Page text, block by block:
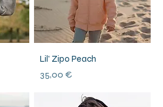
Lil' Zipo Peach
Prix
35,00 €